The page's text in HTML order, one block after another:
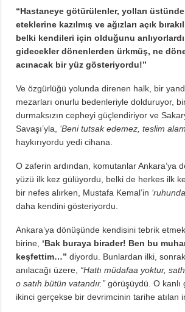
“Hastaneye götürülenler, yolları
eteklerine kazılmış ve ağızları açık
belki kendileri için olduğunu
gidecekler dönenlerden ürkmüş, ne
acınacak bir yüz gösteriyordu!”
Ve özgürlüğü yolunda direnen halk, bir
mezarları onurlu bedenleriyle dolduruyor,
durmaksızın cepheyi güçlendiriyor ve
Savaşı’yla, ‘Beni tutsak edemez, teslim
haykırıyordu yedi cihana.
O zaferin ardından, komutanlar Ankara’ya
yüzü ilk kez gülüyordu, belki de herkes ilk
bir nefes alırken, Mustafa Kemal’in
daha kendini gösteriyordu.
Ankara’ya dönüşünde kendisini tebrik
birine, ‘Bak buraya birader! Ben bu
keşfettim…” diyordu. Bunlardan ilki,
anılacağı üzere, “Hattı müdafaa yoktur,
o satıh bütün vatandır.” görüşüydü. O
ikinci gerçekse bir devrimcinin tarihe atılan